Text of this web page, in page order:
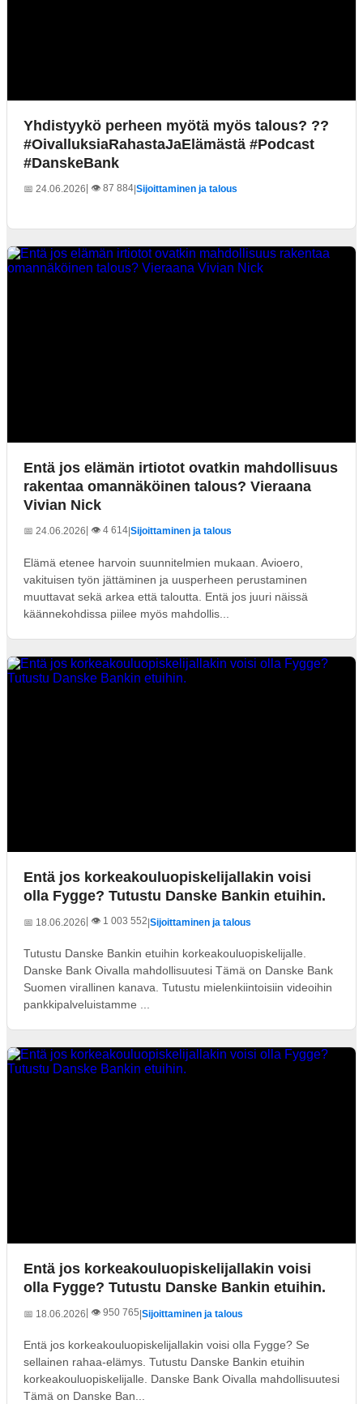
Yhdistyykö perheen myötä myös talous? ??
#OivalluksiaRahastaJaElämästä #Podcast
#DanskeBank
📅 24.06.2026| 👁️ 87 884 Sijoittaminen ja talous
Entä jos elämän irtiotot ovatkin mahdollisuus
rakentaa omannäköinen talous? Vieraana
Vivian Nick
📅 24.06.2026| 👁️ 4 614 Sijoittaminen ja talous
Elämä etenee harvoin suunnitelmien mukaan. Avioero,
vakituisen työn jättäminen ja uusperheen perustaminen
muuttavat sekä arkea että taloutta. Entä jos juuri näissä
käännekohdissa piilee myös mahdollis...
Entä jos korkeakouluopiskelijallakin voisi
olla Fygge? Tutustu Danske Bankin etuihin.
📅 18.06.2026 | 👁️ 1 003 552|Sijoittaminen ja talous
Tutustu Danske Bankin etuihin korkeakouluopiskelijalle.
Danske Bank Oivalla mahdollisuutesi Tämä on Danske Bank
Suomen virallinen kanava. Tutustu mielenkiintoisiin videoihin
pankkipalveluistamme ...
Entä jos korkeakouluopiskelijallakin voisi
olla Fygge? Tutustu Danske Bankin etuihin.
📅 18.06.2026 | 👁️ 950 765|Sijoittaminen ja talous
Entä jos korkeakouluopiskelijallakin voisi olla Fygge? Se
sellainen rahaa-elämys. Tutustu Danske Bankin etuihin
korkeakouluopiskelijalle. Danske Bank Oivalla mahdollisuutesi
Tämä on Danske Ban...